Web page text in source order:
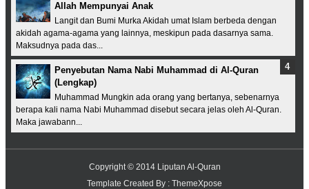
Allah Mempunyai Anak
Langit dan Bumi Murka Akidah umat Islam berbeda dengan
akidah agama-agama yang lainnya, meskipun pada dasarnya sama.
Maksudnya pada das...
Penyebutan Nama Nabi Muhammad di Al-Quran
(Lengkap)
Muhammad Mungkin ada orang yang bertanya, sebenarnya
berapa kali nama Nabi Muhammad disebut secara jelas oleh Al-Quran.
Maka jawabann...
Copyright © 2014 Liputan Al-Quran
Template Created By : ThemeXpose